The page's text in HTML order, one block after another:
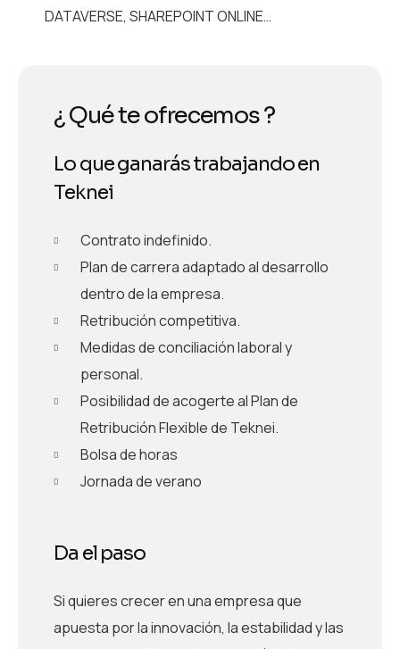
DATAVERSE, SHAREPOINT ONLINE…
¿ Qué te ofrecemos ?
Lo que ganarás trabajando en
Teknei
Contrato indefinido.
Plan de carrera adaptado al desarrollo
dentro de la empresa.
Retribución competitiva.
Medidas de conciliación laboral y
personal.
Posibilidad de acogerte al Plan de
Retribución Flexible de Teknei.
Bolsa de horas
Jornada de verano
Da el paso
Si quieres crecer en una empresa que
apuesta por la innovación, la estabilidad y las